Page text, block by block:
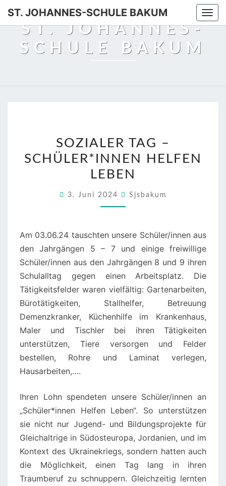
Skip
content
ST. JOHANNES-SCHULE BAKUM
ST. JOHANNES-
SCHULE BAKUM
TAG
–
SCHÜLER*INNEN
LEBEN
SOZIALER TAG –
SCHÜLER*INNEN HELFEN
LEBEN
3. Juni 2024 Sjsbakum
Am 03.06.24 tauschten unsere Schüler/innen aus
den Jahrgängen 5 – 7 und einige freiwillige
Schüler/innen aus den Jahrgängen 8 und 9 ihren
Schulalltag gegen einen Arbeitsplatz. Die
Tätigkeitsfelder waren vielfältig: Gartenarbeiten,
Bürotätigkeiten, Stallhelfer, Betreuung
Demenzkranker, Küchenhilfe im Krankenhaus,
Maler und Tischler bei ihren Tätigkeiten
unterstützen, Tiere versorgen und Felder
bestellen, Rohre und Laminat verlegen,
Hausarbeiten,….
Ihren Lohn spendeten unsere Schüler/innen an
„Schüler*innen Helfen Leben“. So unterstützen
sie nicht nur Jugend- und Bildungsprojekte für
Gleichaltrige in Südosteuropa, Jordanien, und im
Kontext des Ukrainekriegs, sondern hatten auch
die Möglichkeit, einen Tag lang in ihren
Traumberuf zu schnuppern. Gleichzeitig lernten